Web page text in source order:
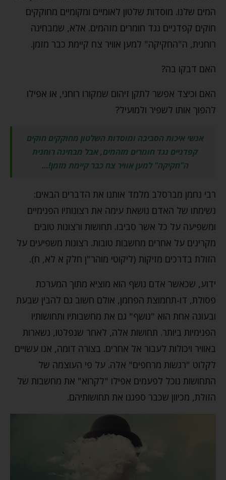
המים שלנו. מוסדות שלטון לאומיים ומקומיים מחוקקים
חוקים קפדניים נגד חומרים מזהמים. אלא, שמבחינה
רוחנית, ה"החקיקה" למען אוויר צח קיימת כבר מזמן.
האם דבקו בה?
האם וכיצד אפשר לתקן זיהום שמקורו רוחני, או אפילו
להפוך אותו לשפיר ולמועיל?
אנשי איכות הסביבה ומוסדות השלטון מחוקקים חוקים
קפדניים נגד חומרים מזהמים, אבל מבחינה רוחנית
ה"חקיקה" למען אוויר צח כבר קיימת מזמן!…
רבי נחמן מברסלב מלמד אותנו את הדברים הבאים:
נשימתו של האדם נושאת עימה את רצונותיו הפנימיים
ומשפיעה על כל אשר סביבו. תחושות ורצונות טובים
מקרינים על אחרים מחשבות טובות. רצונות משפיעים על
הזולת בדרכים מזיקות (ליקוטי מוהר"ן חלק א לא, ח).
ידוע, שכאשר אדם נושף הוא מוציא מתוך המערכת
פסולת, דו-תחמוצת הפחמן, אולם חשוב גם להבין שבעת
ובעונה אחת הוא "נושף" גם את מחשבותיו ותחושותיו
הפנימיות ביותר. תחושות אלה, לאחר שנפלטו, נשארות
באוויר ויכולות לעבור אל אחרים. בצורה דומה, אנו עשויים
לקלוט "רגשות מרחפים" אלה. על פי העוצמה של
התחושות נוכל לפעמים אפילו "לקרוא" את מחשבות של
הזולת, מכיוון שכבר ספגנו את תחושותיהם.